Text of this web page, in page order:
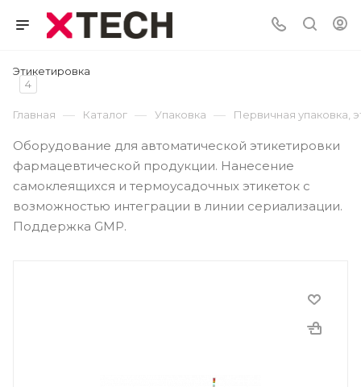
Этикетировка
4
Главная — Каталог — Упаковка — Первичная упаковка,
Оборудование для автоматической этикетировки
фармацевтической продукции. Нанесение
самоклеящихся и термоусадочных этикеток с
возможностью интеграции в линии сериализации.
Поддержка GMP.